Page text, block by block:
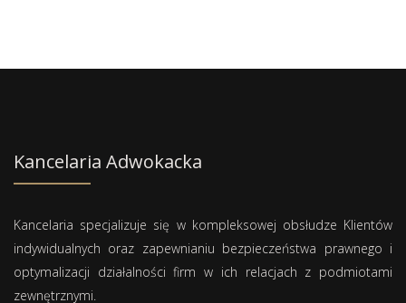
Kancelaria Adwokacka
Kancelaria specjalizuje się w kompleksowej obsłudze Klientów
indywidualnych oraz zapewnianiu bezpieczeństwa prawnego i
optymalizacji działalności firm w ich relacjach z podmiotami
zewnętrznymi.